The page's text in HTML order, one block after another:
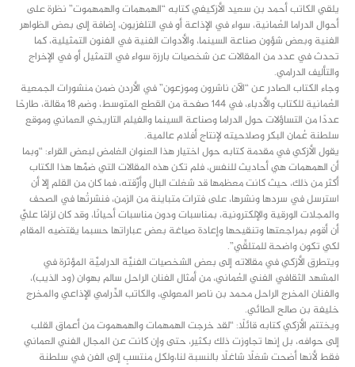
يلقي الكاتب أحمد بن سعيد الأزكيفي كتابه “الهمهمات والهمهموت” نظرة على
أحوال الدراما العُمانية، سواء في الإذاعة أو في التلفزيون، إضافة إلى بعض الظواهر
الفنية وبعض شؤون صناعة السينما، والأدوات الفنية في الفنون التمثيلية، كما
تحدث في عدد من المقالات عن شخصيات بارزة سواء في التمثيل أو في الإخراج
والتأليف الدرامي.
وجاء الكتاب الصادر عن “الآن ناشرون وموزعون” في الأردن ضمن منشورات الجمعية
العُمانية للكتاب والأدباء، في 144 صفحة من القطع المتوسط، وضم 18 مقالة، طارحًا
عددًا من التساؤلات حول الدراما وصناعة السينما والفيلم التاريخي العماني وموقع
سلطنة عُمان البكر وصلاحيته لإنتاج أفلام عالمية.
يقول الأزكي في مقدمة كتابه حول اختيار هذا العنوان الغامض لبعض القراء: “وبما
أن الهمهمات هي أحاديث للنفس، فلم تكن هذه المقالات التي ضمَّها هذا الكتاب
أكثر من ذلك، حيث كانت معظمها قد شغلت البال وأرَّقته، فما كان من القلم إلا أن
استرسل في سردها ونشرها، على فترات متباينة من الزمن، فنشرتُها في الصحف
والمجلات الورقية والإلكترونية، بمناسبات ودون مناسبات أحيانًا، وقد كان لزامًا عليَّ
أن أقوم بمراجعتها وتنقيحها وإعادة صياغة بعض عباراتها حسبما يقتضيه المقام
لكي تكون واضحة للمتلقِّي”.
ويتطرق الأزكي في مقالاته إلى بعض الشخصيات الفنيَّة الدراميَّة المؤثرة في
المشهد الثقافي الفني العُماني، من أمثال الفنان الراحل سالم بهوان (ود الذيب)،
والفنان المخرج الراحل محمد بن ناصر المعولي، والكاتب الدِّرامي الإذاعي والمخرج
خليفة بن صالح الطائي.
ويختتم الأزكي كتابه قائلًا: “لقد خرجت الهمهمات والهمهموت من أعماق القلب
إلى حوافه، بل إنها تجاوزت ذلك بكثير، حتى وإن كانت عن المجال الفني العماني
فقط لأنها أضحت شغلًا شاغلًا بالنسبة لنا،ولكل منتسبٍ إلى الفن في سلطنة